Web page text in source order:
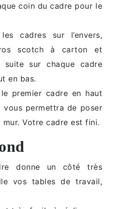
coin du cadre pour le
cadres sur l’envers,
scotch à carton et
sur chaque cadre
en bas.
premier cadre en haut
vous permettra de poser
Votre cadre est fini.
donne un côté très
vos tables de travail,